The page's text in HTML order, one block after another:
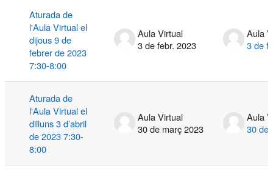
Aturada de
l'Aula Virtual el
dijous 9 de
febrer de 2023
7:30-8:00
Aula Virtual
3 de febr. 2023
Aula
3 de
Aturada de
l'Aula Virtual el
dilluns 3 d’abril
de 2023 7:30-
8:00
Aula Virtual
30 de març 2023
Aula
30 de